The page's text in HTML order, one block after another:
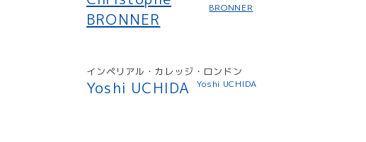
BRONNER
BRONNER
インペリアル・カレッジ・ロンドン
Yoshi UCHIDA Yoshi UCHIDA